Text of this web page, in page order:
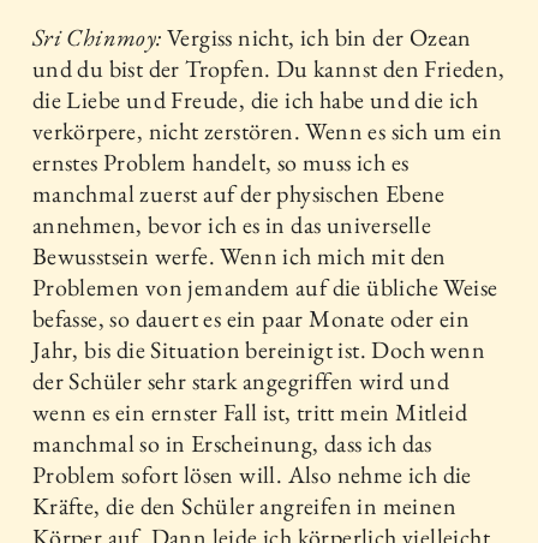
Sri Chinmoy:Vergiss nicht, ich bin der Ozean
und du bist der Tropfen. Du kannst den Frieden,
die Liebe und Freude, die ich habe und die ich
verkörpere, nicht zerstören. Wenn es sich um ein
ernstes Problem handelt, so muss ich es
manchmal zuerst auf der physischen Ebene
annehmen, bevor ich es in das universelle
Bewusstsein werfe. Wenn ich mich mit den
Problemen von jemandem auf die übliche Weise
befasse, so dauert es ein paar Monate oder ein
Jahr, bis die Situation bereinigt ist. Doch wenn
der Schüler sehr stark angegriffen wird und
wenn es ein ernster Fall ist, tritt mein Mitleid
manchmal so in Erscheinung, dass ich das
Problem sofort lösen will. Also nehme ich die
Kräfte, die den Schüler angreifen in meinen